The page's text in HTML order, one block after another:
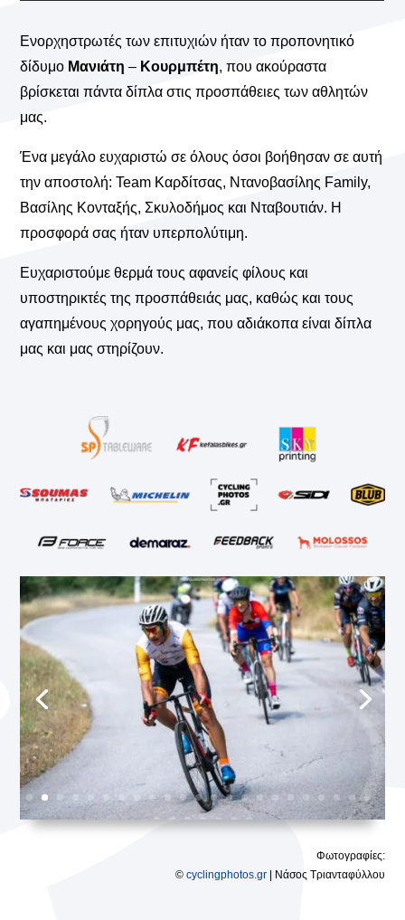
Ενορχηστρωτές των επιτυχιών ήταν το προπονητικό
δίδυμο Μανιάτη – Κουρμπέτη, που ακούραστα
βρίσκεται πάντα δίπλα στις προσπάθειες των αθλητών
μας.
Ένα μεγάλο ευχαριστώ σε όλους όσοι βοήθησαν σε αυτή
την αποστολή: Team Καρδίτσας, Ντανοβασίλης Family,
Βασίλης Κονταξής, Σκυλοδήμος και Νταβουτιάν. Η
προσφορά σας ήταν υπερπολύτιμη.
Ευχαριστούμε θερμά τους αφανείς φίλους και
υποστηρικτές της προσπάθειάς μας, καθώς και τους
αγαπημένους χορηγούς μας, που αδιάκοπα είναι δίπλα
μας και μας στηρίζουν.
Φωτογραφίες:
© cyclingphotos.gr| Νάσος Τριανταφύλλου